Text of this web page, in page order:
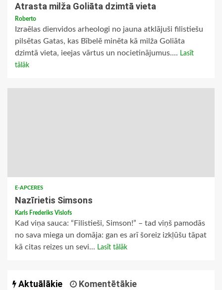
Atrasta milža Goliāta dzimtā vieta
Roberto
Izraēlas dienvidos arheologi no jauna atklājuši filistiešu
pilsētas Gatas, kas Bībelē minēta kā milža Goliāta
dzimtā vieta, ieejas vārtus un nocietinājumus.... Lasīt
tālāk
E-APCERES
Nazīrietis Simsons
Karls Frederiks Vislofs
Kad viņa sauca: “Filistieši, Simson!” – tad viņš pamodās
no sava miega un domāja: gan es arī šoreiz izkļūšu tāpat
kā citas reizes un sevi... Lasīt tālāk
Aktuālākie Komentētākie